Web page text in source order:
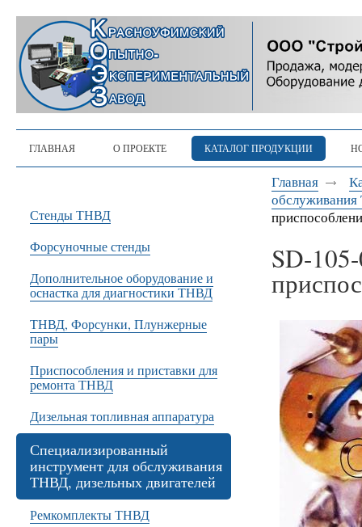
ГЛАВНАЯ О ПРОЕКТЕ КАТАЛОГ ПРОДУКЦИИ
Стенды ТНВД
Форсуночные стенды
Дополнительное оборудование и
оснастка для диагностики ТНВД
ТНВД, Форсунки, Плунжерные
пары
Приспособления и приставки для
ремонта ТНВД
Дизельная топливная аппаратура
Специализированный
инструмент для обслуживания
ТНВД, дизельных двигателей
Ремкомплекты ТНВД
Главная
SD-